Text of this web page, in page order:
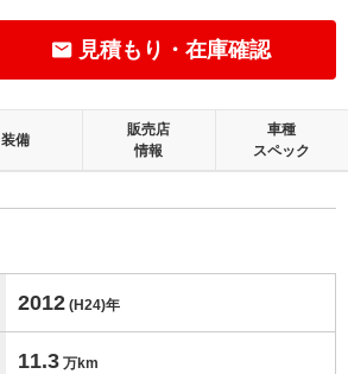
見積もり・在庫確認
装備
販売店
情報
車種
スペック
2012 (H24)年
11.3 万km